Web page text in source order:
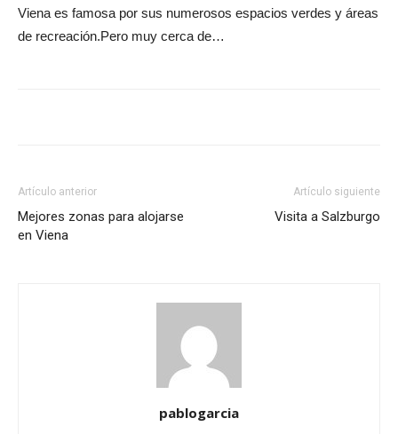
Viena es famosa por sus numerosos espacios verdes y áreas
de recreación.Pero muy cerca de…
Artículo anterior
Mejores zonas para alojarse
en Viena
Artículo siguiente
Visita a Salzburgo
pablogarcia